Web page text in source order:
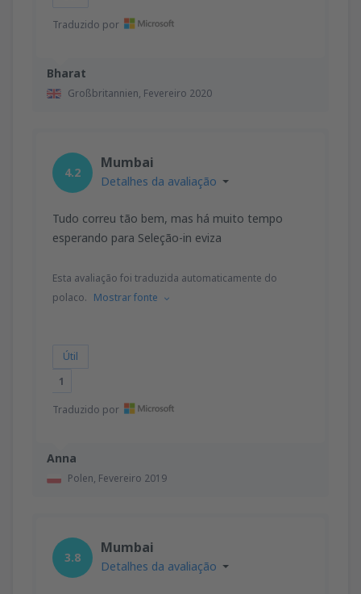
Bharat
Großbritannien, Fevereiro 2020
Traduzido por
Anna
Polen, Fevereiro 2019
4.2
Mumbai
Detalhes da avaliação
Tudo correu tão bem, mas há muito tempo
esperando para Seleção-in eviza
Esta avaliação foi traduzida automaticamente do
polaco. Mostrar fonte
Útil
1
Traduzido por
3.8
Mumbai
Detalhes da avaliação